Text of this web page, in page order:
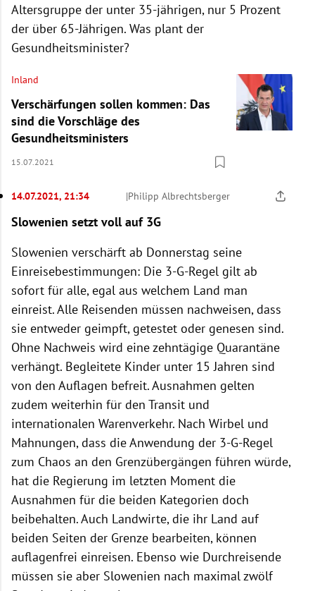
Altersgruppe der unter 35-jährigen, nur 5 Prozent
der über 65-Jährigen. Was plant der
Gesundheitsminister?
Inland
Verschärfungen sollen kommen: Das
sind die Vorschläge des
Gesundheitsministers
15.07.2021
14.07.2021, 21:34 |Philipp Albrechtsberger
Slowenien setzt voll auf 3G
Slowenien verschärft ab Donnerstag seine
Einreisebestimmungen: Die 3-G-Regel gilt ab
sofort für alle, egal aus welchem Land man
einreist. Alle Reisenden müssen nachweisen, dass
sie entweder geimpft, getestet oder genesen sind.
Ohne Nachweis wird eine zehntägige Quarantäne
verhängt. Begleitete Kinder unter 15 Jahren sind
von den Auflagen befreit. Ausnahmen gelten
zudem weiterhin für den Transit und
internationalen Warenverkehr. Nach Wirbel und
Mahnungen, dass die Anwendung der 3-G-Regel
zum Chaos an den Grenzübergängen führen würde,
hat die Regierung im letzten Moment die
Ausnahmen für die beiden Kategorien doch
beibehalten. Auch Landwirte, die ihr Land auf
beiden Seiten der Grenze bearbeiten, können
auflagenfrei einreisen. Ebenso wie Durchreisende
müssen sie aber Slowenien nach maximal zwölf